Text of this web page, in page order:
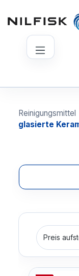
Reinigungsmittel
glasierte